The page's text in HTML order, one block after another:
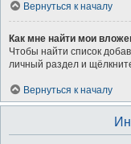
Вернуться к началу
Как мне найти мои
Чтобы найти список
личный раздел и
Вернуться к началу